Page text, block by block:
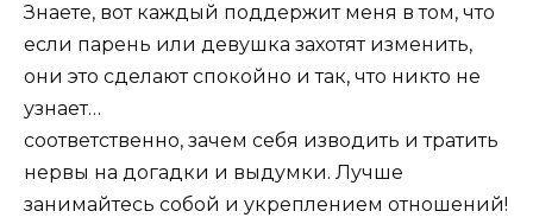
Знаете, вот каждый поддержит меня в том, что
если парень или девушка захотят изменить,
они это сделают спокойно и так, что никто не
узнает…
соответственно, зачем себя изводить и тратить
нервы на догадки и выдумки. Лучше
занимайтесь собой и укреплением отношений!